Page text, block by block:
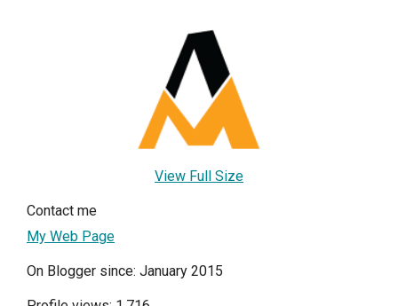
View Full Size
Contact me
My Web Page
On Blogger since: January 2015